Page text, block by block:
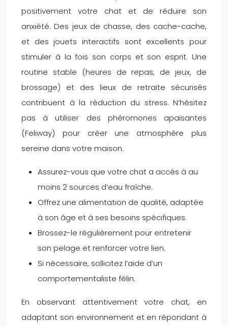
positivement votre chat et de réduire son
anxiété. Des jeux de chasse, des cache-cache,
et des jouets interactifs sont excellents pour
stimuler à la fois son corps et son esprit. Une
routine stable (heures de repas, de jeux, de
brossage) et des lieux de retraite sécurisés
contribuent à la réduction du stress. N’hésitez
pas à utiliser des phéromones apaisantes
(Feliway) pour créer une atmosphère plus
sereine dans votre maison.
Assurez-vous que votre chat a accès à au
moins 2 sources d’eau fraîche.
Offrez une alimentation de qualité, adaptée
à son âge et à ses besoins spécifiques.
Brossez-le régulièrement pour entretenir
son pelage et renforcer votre lien.
Si nécessaire, sollicitez l’aide d’un
comportementaliste félin.
En observant attentivement votre chat, en
adaptant son environnement et en répondant à